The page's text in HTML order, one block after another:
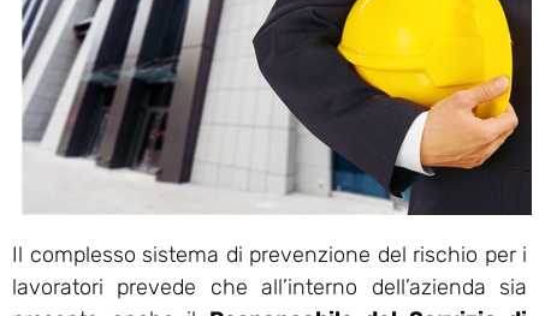
Il complesso sistema di prevenzione del rischio per i
lavoratori prevede che all’interno dell’azienda sia